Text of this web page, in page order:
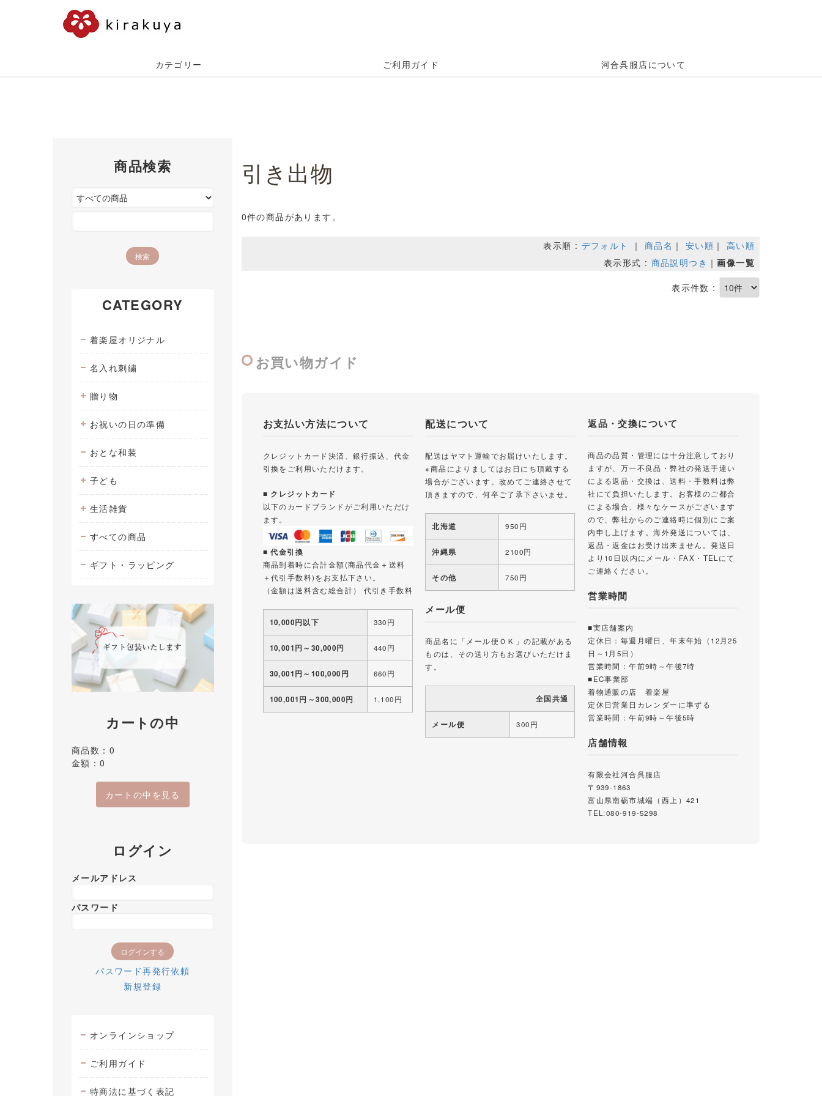
カテゴリー ご利用ガイド 河合呉服店について
商品検索
CATEGORY
着楽屋オリジナル
名入れ刺繍
贈り物
お祝いの日の準備
おとな和装
子ども
生活雑貨
すべての商品
ギフト・ラッピング
カートの中
商品数：0
金額：0
カートの中を見る
ログイン
メールアドレス
パスワード
パスワード再発行依頼
新規登録
オンラインショップ
ご利用ガイド
特商法に基づく表記
引き出物
0件の商品があります。
表示順 : デフォルト ｜ 商品名 ｜ 安い順 ｜ 高い順
表示形式 : 商品説明つき ｜画像一覧
表示件数 :
お買い物ガイド
お支払い方法について
クレジットカード決済、銀行振込、代金
引換をご利用いただけます。
■ クレジットカード
以下のカードブランドがご利用いただけ
ます。
■ 代金引換
商品到着時に合計金額(商品代金＋送料
＋代引手数料)をお支払下さい。
（金額は送料含む総合計） 代引き手数料
10,000円以下 330円
10,001円～30,000円 440円
30,001円～100,000円 660円
100,001円～300,000円 1,100円
配送について
配送はヤマト運輸でお届けいたします。
※商品によりましてはお日にち頂戴する
場合がございます。改めてご連絡させて
頂きますので、何卒ご了承下さいませ。
北海道 950円
沖縄県 2100円
その他 750円
メール便
商品名に「メール便ＯＫ」の記載がある
ものは、その送り方もお選びいただけま
す。
全国共通
メール便 300円
返品・交換について
商品の品質・管理には十分注意しており
ますが、万一不良品・弊社の発送手違い
による返品・交換は、送料・手数料は弊
社にて負担いたします。お客様のご都合
による場合、様々なケースがございます
ので、弊社からのご連絡時に個別にご案
内申し上げます。海外発送については、
返品・返金はお受け出来ません。発送日
より10日以内にメール・FAX・TELにて
ご連絡ください。
営業時間
■実店舗案内
定休日：毎週月曜日、年末年始（12月25
日～1月5日）
営業時間：午前9時～午後7時
■EC事業部
着物通販の店 着楽屋
定休日営業日カレンダーに準ずる
営業時間：午前9時～午後5時
店舗情報
有限会社河合呉服店
〒939-1863
富山県南砺市城端（西上）421
TEL:080-919-5298